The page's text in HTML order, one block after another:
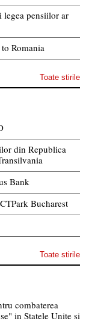
pensiilor ar
Romania
Toate stirile
din Republica
Bank
Bucharest
Toate stirile
combaterea
in Statele Unite si